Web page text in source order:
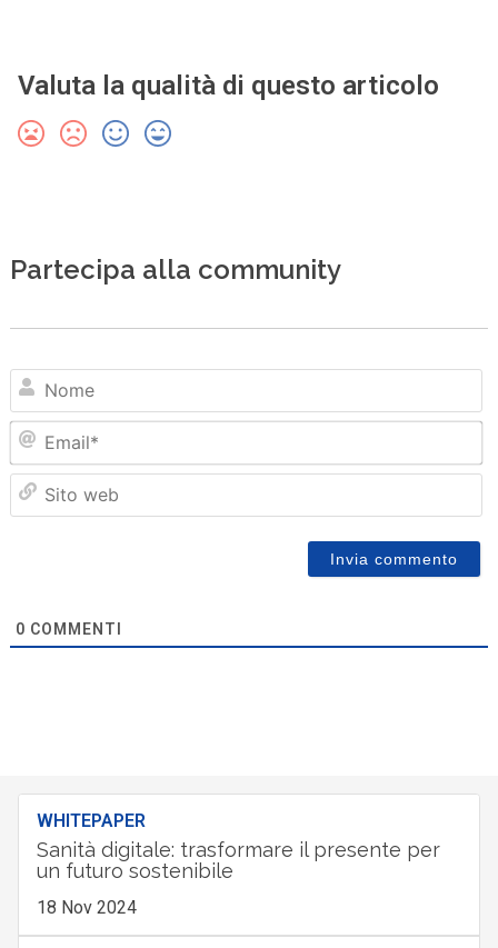
Valuta la qualità di questo articolo
Partecipa alla community
0 COMMENTI
WHITEPAPER
Sanità digitale: trasformare il presente per
un futuro sostenibile
18 Nov 2024